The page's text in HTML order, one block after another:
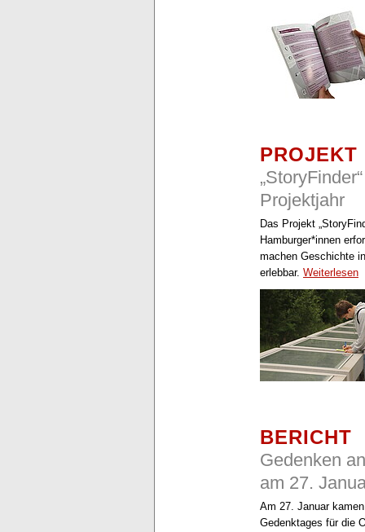
PROJEKT
Projektjahr
Das Projekt
Hamburger*innen
machen Geschichte
erlebbar. Weiterlesen
BERICHT
Gedenken
am 27.
Am 27. Januar
Gedenktages für die